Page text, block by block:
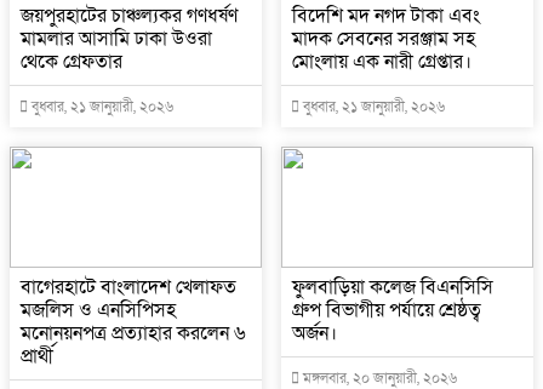
জয়পুরহাটের চাঞ্চল্যকর গণধর্ষণ
মামলার আসামি ঢাকা উওরা
থেকে গ্রেফতার
বুধবার, ২১ জানুয়ারী, ২০২৬
বিদেশি মদ নগদ টাকা এবং
মাদক সেবনের সরঞ্জাম সহ
মোংলায় এক নারী গ্রেপ্তার।
বুধবার, ২১ জানুয়ারী, ২০২৬
বাগেরহাটে বাংলাদেশ খেলাফত
মজলিস ও এনসিপিসহ
মনোনয়নপত্র প্রত্যাহার করলেন ৬
প্রার্থী
ফুলবাড়িয়া কলেজ বিএনসিসি
গ্রুপ বিভাগীয় পর্যায়ে শ্রেষ্ঠত্ব
অর্জন।
মঙ্গলবার, ২০ জানুয়ারী, ২০২৬